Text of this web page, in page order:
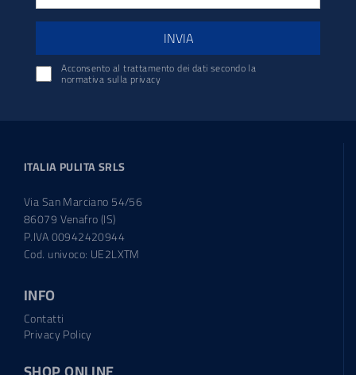
INVIA
Acconsento al trattamento dei dati secondo la
normativa sulla privacy
ITALIA PULITA SRLS
Via San Marciano 54/56
86079 Venafro (IS)
P.IVA 00942420944
Cod. univoco: UE2LXTM
INFO
Contatti
Privacy Policy